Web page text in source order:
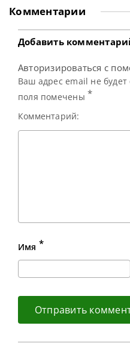
самого крупного главного
фунтов стерлингов. В
Слессора
Комментарии
Добавить
Авторизироваться с
Ваш адрес email не
поля помечены *
Комментарий:
Имя *